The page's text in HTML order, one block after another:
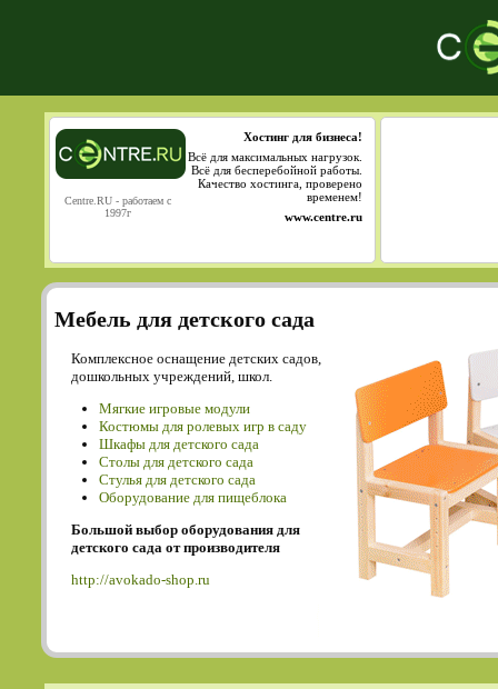
Centre.RU - работаем с
1997г
Хостинг для бизнеса!
Всё для максимальных нагрузок.
Всё для бесперебойной работы.
Качество хостинга, проверено
временем!
www.centre.ru
Мебель для детского сада
Комплексное оснащение детских садов,
дошкольных учреждений, школ.
Мягкие игровые модули
Костюмы для ролевых игр в саду
Шкафы для детского сада
Столы для детского сада
Cтулья для детского сада
Оборудование для пищеблока
Большой выбор оборудования для
детского сада от производителя
http://avokado-shop.ru